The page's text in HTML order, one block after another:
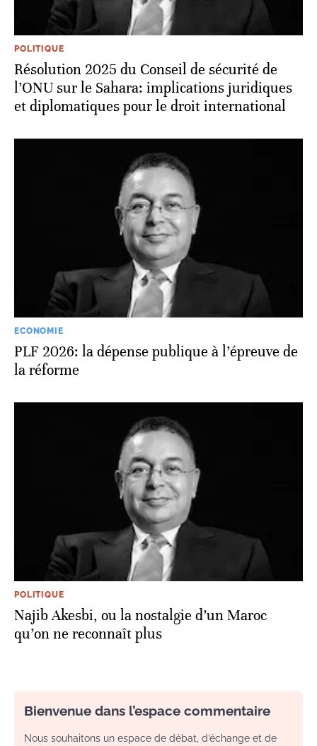
POLITIQUE
Résolution 2025 du Conseil de sécurité de
l’ONU sur le Sahara: implications juridiques
et diplomatiques pour le droit international
ECONOMIE
PLF 2026: la dépense publique à l’épreuve de
la réforme
POLITIQUE
Najib Akesbi, ou la nostalgie d’un Maroc
qu’on ne reconnaît plus
Bienvenue dans l’espace commentaire
Nous souhaitons un espace de débat, d’échange et de